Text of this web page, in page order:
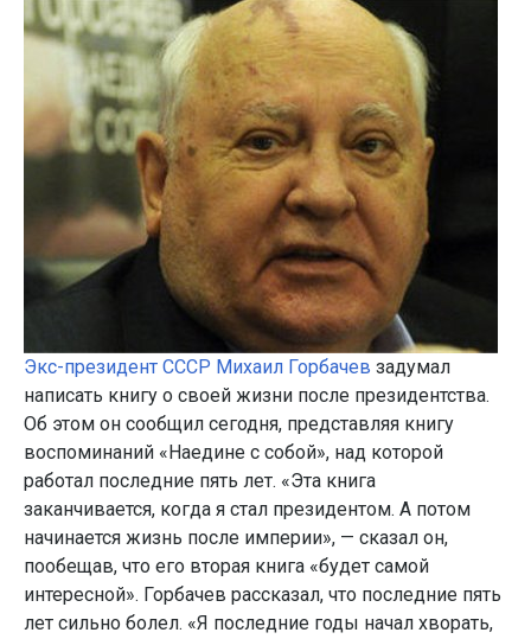
Экс-президент СССР Михаил Горбачев задумал
написать книгу о своей жизни после президентства.
Об этом он сообщил сегодня, представляя книгу
воспоминаний «Наедине с собой», над которой
работал последние пять лет. «Эта книга
заканчивается, когда я стал президентом. А потом
начинается жизнь после империи», — сказал он,
пообещав, что его вторая книга «будет самой
интересной». Горбачев рассказал, что последние пять
лет сильно болел. «Я последние годы начал хворать,